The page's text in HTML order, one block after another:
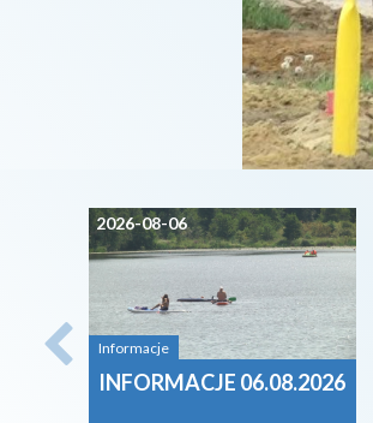
2026-08-06
Informacje
INFORMACJE 06.08.2026